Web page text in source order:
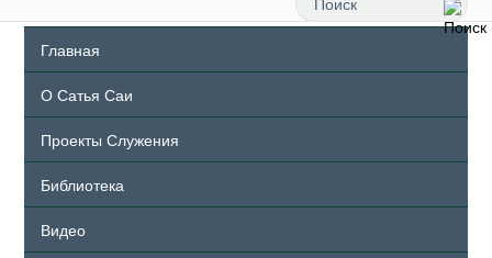
Главная
О Сатья Саи
Проекты Служения
Библиотека
Видео